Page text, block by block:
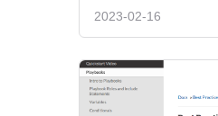
2023-02-16